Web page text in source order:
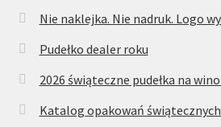
Nie naklejka. Nie nadruk. Logo
Pudełko dealer roku
2026 świąteczne pudełka na
Katalog opakowań